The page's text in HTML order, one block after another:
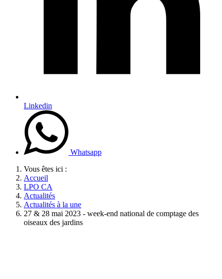
Linkedin
Whatsapp
Vous êtes ici :
Accueil
LPO CA
Actualités
Actualités à la une
27 & 28 mai 2023 - week-end national de comptage des
oiseaux des jardins